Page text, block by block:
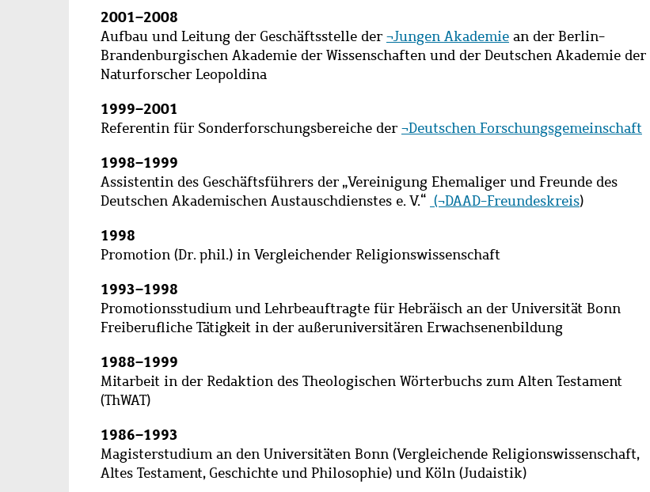
2001–2008
Aufbau und Leitung der Geschäftsstelle der ¬Jungen Akademie an der Berlin-
Brandenburgischen Akademie der Wissenschaften und der Deutschen Akademie der
Naturforscher Leopoldina
1999–2001
Referentin für Sonderforschungsbereiche der ¬Deutschen Forschungsgemeinschaft
1998–1999
Assistentin des Geschäftsführers der „Vereinigung Ehemaliger und Freunde des
Deutschen Akademischen Austauschdienstes e. V.“ (¬DAAD-Freundeskreis)
1998
Promotion (Dr. phil.) in Vergleichender Religionswissenschaft
1993–1998
Promotionsstudium und Lehrbeauftragte für Hebräisch an der Universität Bonn
Freiberufliche Tätigkeit in der außeruniversitären Erwachsenenbildung
1988–1999
Mitarbeit in der Redaktion des Theologischen Wörterbuchs zum Alten Testament
(ThWAT)
1986–1993
Magisterstudium an den Universitäten Bonn (Vergleichende Religionswissenschaft,
Altes Testament, Geschichte und Philosophie) und Köln (Judaistik)